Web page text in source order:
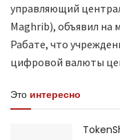
управляющий
Maghrib), объявил
Рабате, что
цифровой валюты
Это интересно